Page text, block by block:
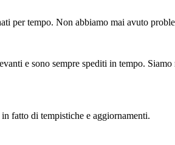
per tempo. Non abbiamo mai avuto
e sono sempre spediti in tempo.
fatto di tempistiche e aggiornamenti.